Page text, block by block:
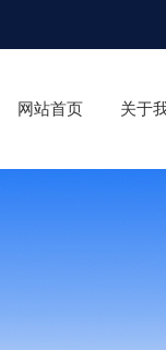
网站首页 关于